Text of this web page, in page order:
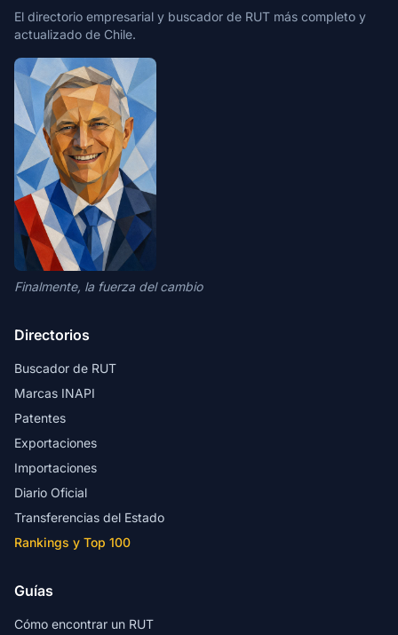
El directorio empresarial y buscador de RUT más completo y
actualizado de Chile.
Finalmente, la fuerza del cambio
Directorios
Buscador de RUT
Marcas INAPI
Patentes
Exportaciones
Importaciones
Diario Oficial
Transferencias del Estado
Rankings y Top 100
Guías
Cómo encontrar un RUT